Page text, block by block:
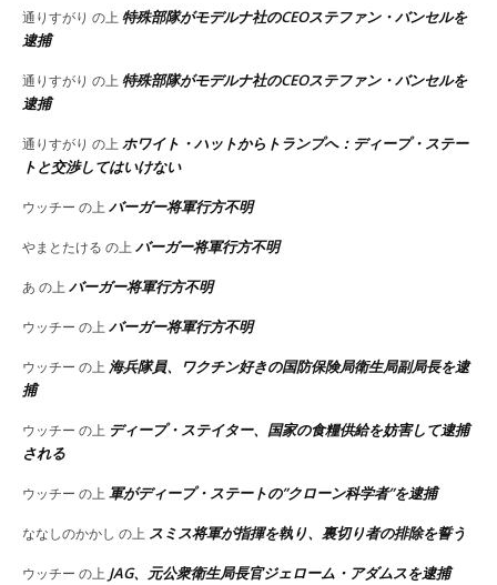
通りすがり の上 特殊部隊がモデルナ社のCEOステファン・バンセルを
逮捕
通りすがり の上 特殊部隊がモデルナ社のCEOステファン・バンセルを
逮捕
通りすがり の上 ホワイト・ハットからトランプへ：ディープ・ステー
トと交渉してはいけない
ウッチー の上 バーガー将軍行方不明
やまとたける の上 バーガー将軍行方不明
あ の上 バーガー将軍行方不明
ウッチー の上 バーガー将軍行方不明
ウッチー の上 海兵隊員、ワクチン好きの国防保険局衛生局副局長を逮
捕
ウッチー の上 ディープ・ステイター、国家の食糧供給を妨害して逮捕
される
ウッチー の上 軍がディープ・ステートの”クローン科学者”を逮捕
ななしのかかし の上 スミス将軍が指揮を執り、裏切り者の排除を誓う
ウッチー の上 JAG、元公衆衛生局長官ジェローム・アダムスを逮捕